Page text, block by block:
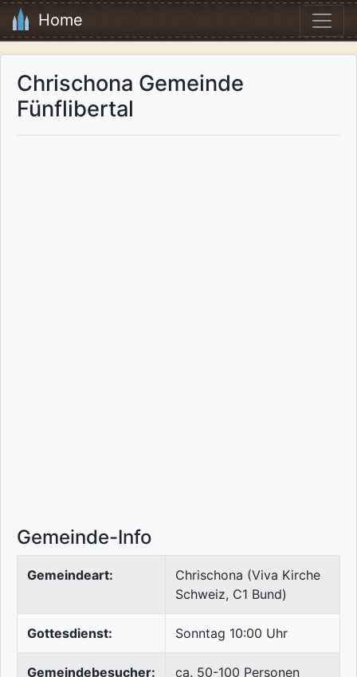
Home
Chrischona Gemeinde
Fünflibertal
Gemeinde-Info
Gemeindeart:
Chrischona (Viva Kirche
Schweiz, C1 Bund)
Gottesdienst: Sonntag 10:00 Uhr
Gemeindebesucher: ca. 50-100 Personen